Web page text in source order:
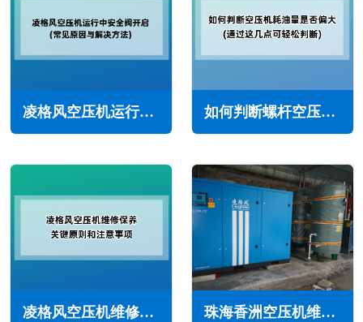
凌格风空压机运行中安全阀开启怎么办(常见原因与解决方法) 如何判断螺杆空压机耗油量是否偏大(通过这几点可轻松判断)
凌格风空压机维修保养关键原则和注意事项(维保指南) 珠海香洲空压机维修保养